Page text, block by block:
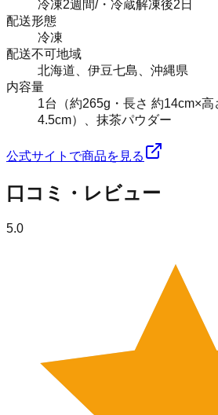
冷凍2週間/・冷蔵解凍後2日
配送形態
冷凍
配送不可地域
北海道、伊豆七島、沖縄県
内容量
1台（約265g・長さ 約14cm×高
4.5cm）、抹茶パウダー
公式サイトで商品を見る
口コミ・レビュー
5.0